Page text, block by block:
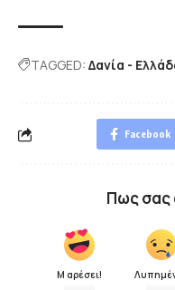
TAGGED: Δανία -
Facebook
Πως σας
Μ αρέσει!